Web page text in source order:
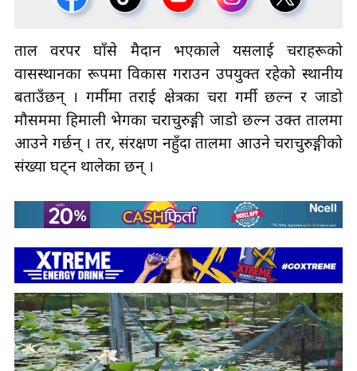
ताल वरपर घाँसे मैदान भएकाले यसलाई चराहरूको
वासस्थानका रूपमा विकास गराउन उपयुक्त रहेको स्थानीय
बताउँछन् । गर्मीमा तराई क्षेत्रका चरा गर्मी छल्न र जाडो
मौसममा हिमाली भेगका चराचुरुङ्गी जाडो छल्न उक्त तालमा
आउने गर्छन् । तर, संरक्षण नहुँदा तालमा आउने चराचुरुङ्गीको
संख्या घट्न थालेका छन् ।